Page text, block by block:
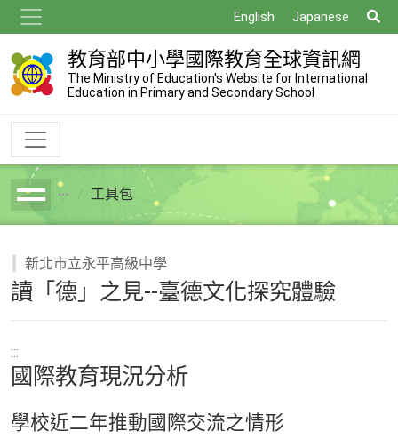
到
主
要
內
English Japanese
尋
教育部中小學國際教育全球資訊網
The Ministry of Education's Website for International
Education in Primary and Secondary School
breadcrumb工具包
新北市立永平高級中學
讀「德」之見--臺德文化探究體驗
:::
國際教育現況分析
學校近二年推動國際交流之情形